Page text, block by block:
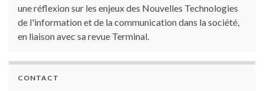
une réflexion sur les enjeux des Nouvelles Technologies
de l'information et de la communication dans la société,
en liaison avec sa revue Terminal.
CONTACT